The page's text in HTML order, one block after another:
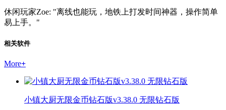
休闲玩家Zoe: "离线也能玩，地铁上打发时间神器，操作简单
易上手。"
相关软件
More+
小镇大厨无限金币钻石版v3.38.0 无限钻石版